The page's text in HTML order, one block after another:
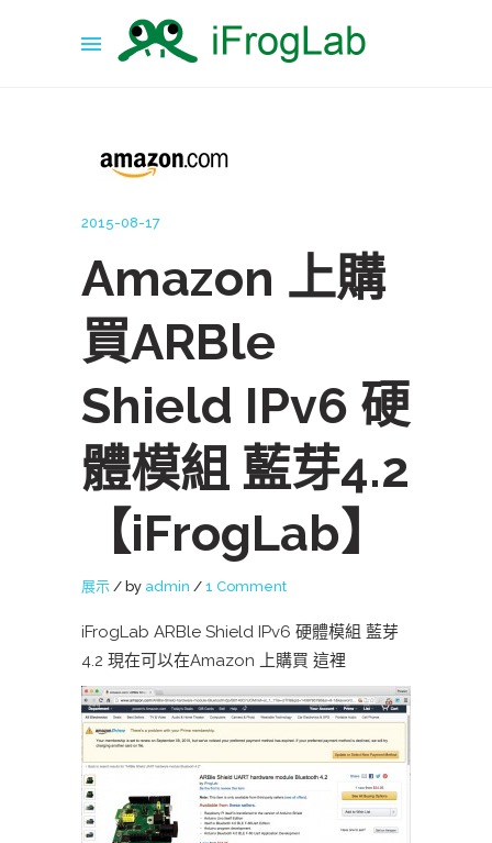
2015-08-17
Amazon 上購
買ARBle
Shield IPv6 硬
體模組 藍芽4.2
【iFrogLab】
展示 by admin 1 Comment
iFrogLab ARBle Shield IPv6 硬體模組 藍芽
4.2 現在可以在Amazon 上購買 這裡